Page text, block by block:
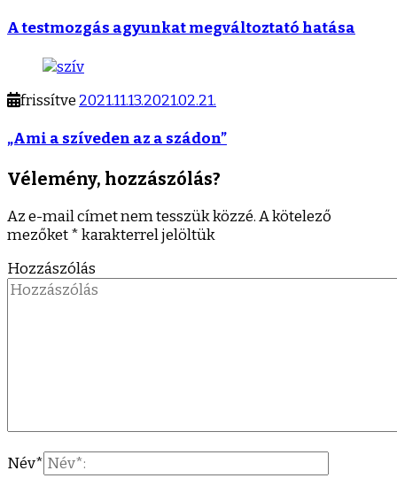
A testmozgás agyunkat megváltoztató hatása
frissítve 2021.11.13.2021.02.21.
„Ami a szíveden az a szádon”
Vélemény, hozzászólás?
Az e-mail címet nem tesszük közzé.A kötelező
mezőket*karakterrel jelöltük
Hozzászólás
Név*